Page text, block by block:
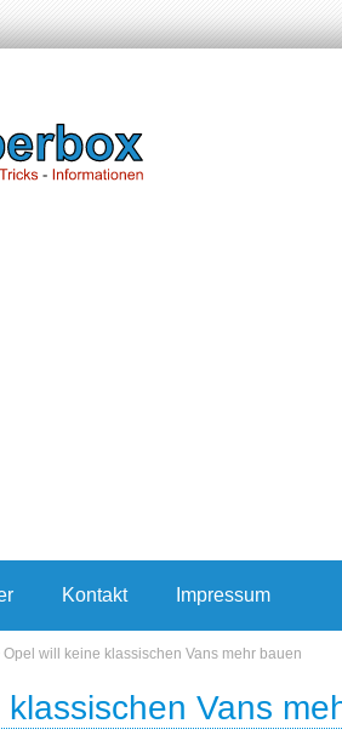
Kontakt Impressum
Opel will keine klassischen Vans mehr bauen
Vans